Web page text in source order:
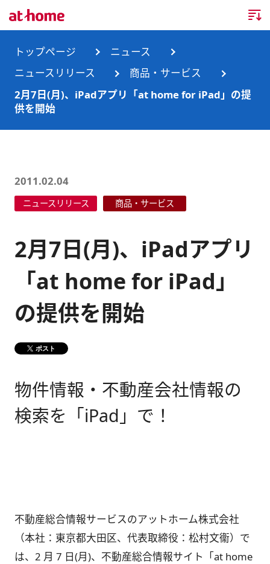
トップページ
企業情報
事業所・グループ会社
サステナビリティ
健康経営
DX戦略
ニュースリリース
ランキング
不動産会社間情報流通サービス
新卒採用情報
キャリア採用情報
お問合せ
トップページ
ニュース
ニュースリリース
商品・サービス
2月7日(月)、iPadアプリ「at home for iPad」の提
供を開始
2011.02.04
ニュースリリース 商品・サービス
2月7日(月)、iPadアプリ
「at home for iPad」
の提供を開始
ポスト
物件情報・不動産会社情報の
検索を「iPad」で！
不動産総合情報サービスのアットホーム株式会社
（本社：東京都大田区、代表取締役：松村文衞）で
は、2 月 7 日(月)、不動産総合情報サイト「at home